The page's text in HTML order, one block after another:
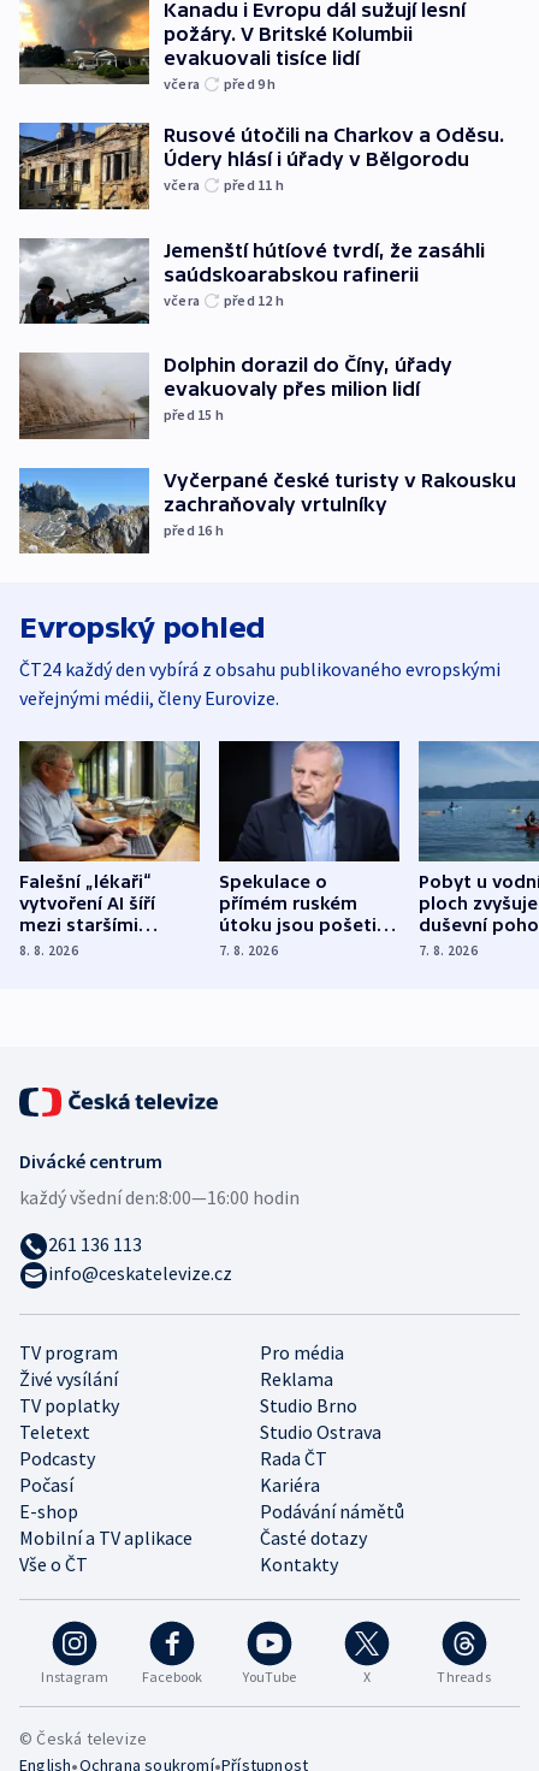
Kanadu i Evropu dál sužují lesní
požáry. V Britské Kolumbii
evakuovali tisíce lidí
včera před 9h
Rusové útočili na Charkov a Oděsu.
Údery hlásí i úřady v Bělgorodu
včera před 11 h
Jemenští hútíové tvrdí, že zasáhli
saúdskoarabskou rafinerii
včera před 12 h
Dolphin dorazil do Číny, úřady
evakuovaly přes milion lidí
před 15 h
Vyčerpané české turisty v Rakousku
zachraňovaly vrtulníky
před 16 h
Evropský pohled
ČT24 každý den vybírá z obsahu publikovaného evropskými
veřejnými médii, členy Eurovize.
Falešní „lékaři“
vytvoření AI šíří
mezi staršími
Poláky nebezpečné
8. 8. 2026
Spekulace o
přímém ruském
útoku jsou pošetilé,
míní estonský
7. 8. 2026
Pobyt u
ploch zvyšuje
duševní
ukázala
7. 8. 2026
Instagram Facebook YouTube X Threads
TV program
Pro média
Živé vysílání
Reklama
TV poplatky
Studio Brno
Teletext
Studio Ostrava
Podcasty
Rada ČT
Počasí
Kariéra
E-shop
Podávání námětů
Mobilní a TV aplikace
Časté dotazy
Vše o ČT
Kontakty
Divácké centrum
každý všední den:8:00—16:00 hodin
261 136 113
info@ceskatelevize.cz
© Česká televize
English•Ochrana soukromí•Přístupnost